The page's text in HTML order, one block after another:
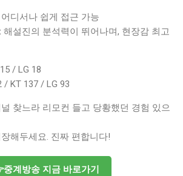
디서나 쉽게 접근 가능
해설진의 분석력이 뛰어나며, 현장감 최고
/ LG 18
/ KT 137 / LG 93
찾느라 리모컨 들고 당황했던 경험 있으
해두세요. 진짜 편합니다!
중계방송 지금 바로가기